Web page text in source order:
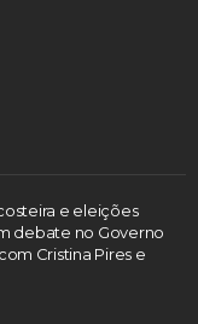
e eleições
debate no Governo
Cristina Pires e